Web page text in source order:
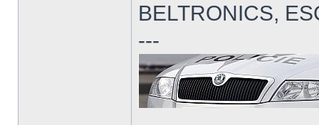
BELTRONICS,
---